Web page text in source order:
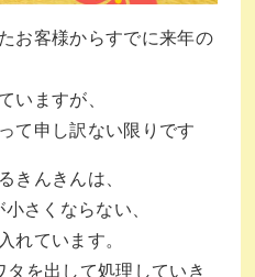
お客様からすでに来年の
いますが、
て申し訳ない限りです
きんきんは、
さくならない、
れています。
を出して処理していき